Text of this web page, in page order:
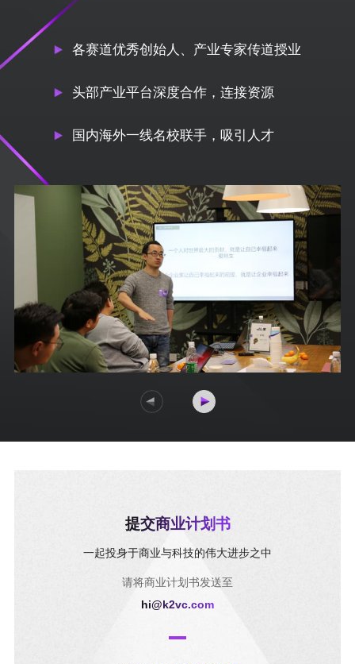
各赛道优秀创始人、产业专家传道授业
头部产业平台深度合作，连接资源
国内海外一线名校联手，吸引人才
提交商业计划书
一起投身于商业与科技的伟大进步之中
请将商业计划书发送至
hi@k2vc.com